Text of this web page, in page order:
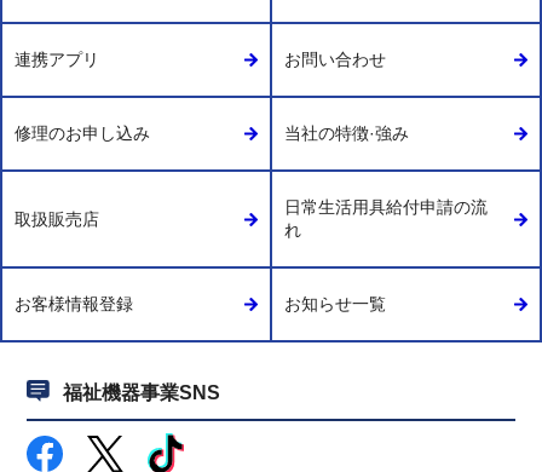
連携アプリ お問い合わせ
修理のお申し込み 当社の特徴·強み
取扱販売店
日常生活用具給付申請の流
れ
お客様情報登録 お知らせ一覧
福祉機器事業SNS